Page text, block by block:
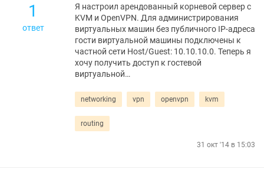
1
ответ
Я настроил арендованный корневой сервер с
KVM и OpenVPN. Для администрирования
виртуальных машин без публичного IP-адреса
гости виртуальной машины подключены к
частной сети Host/Guest: 10.10.10.0. Теперь я
хочу получить доступ к гостевой
виртуальной…
networking vpn openvpn kvm
routing
31 окт '14 в 15:03